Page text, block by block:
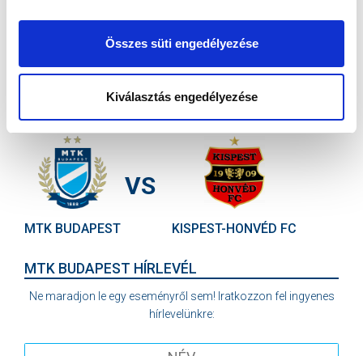
Összes süti engedélyezése
Kiválasztás engedélyezése
KÖVETKEZŐ MÉRKŐZÉS
2026-08-08 15:00
MTK BUDAPEST
VS
KISPEST-HONVÉD FC
MTK BUDAPEST HÍRLEVÉL
Ne maradjon le egy eseményről sem! Iratkozzon fel ingyenes
hírlevelünkre: